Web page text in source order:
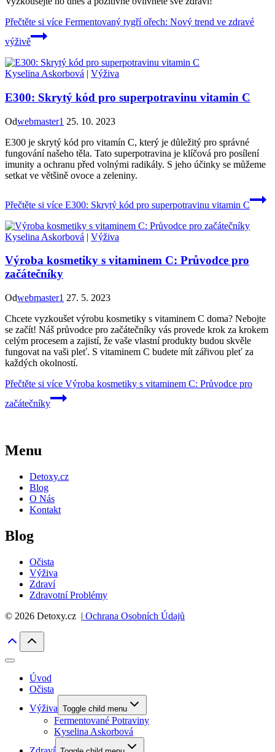
Přečtěte si více Fermentovaný tygří ořech: Nový trend ve zdravé
výživě
Kyselina Askorbová | Výživa
E300: Skrytý kód pro superpotravinu vitamin C
Odwebmaster1 25. 10. 2023
E300 je skrytý kód pro vitamín C, který je důležitý pro správné
fungování našeho těla. Tato superpotravina je klíčová pro posílení
imunity a ochranu před volnými radikály. S jeho účinky se můžeme
setkat ve většině ovoce a zeleniny.
Přečtěte si více E300: Skrytý kód pro superpotravinu vitamin C
Kyselina Askorbová | Výživa
Výroba kosmetiky s vitaminem C: Průvodce pro
začátečníky
Odwebmaster1 27. 5. 2023
Chcete vyzkoušet výrobu kosmetiky s vitaminem C doma? Nebojte
se začít! Náš průvodce pro začátečníky vás provede krok za krokem
celým procesem a zajistí, že vaše vlastní produkty budou skvěle
fungovat na vaši pleť. S vitaminem C budete mít zářivou pleť za
každých okolností.
Přečtěte si více Výroba kosmetiky s vitaminem C: Průvodce pro
začátečníky
Menu
Detoxy.cz
Blog
O Nás
Kontakt
Blog
Očista
Výživa
Zdraví
Zdravotní Problémy
© 2026 Detoxy.cz | Ochrana Osobních Údajů
Úvod
Očista
Výživa Toggle child menu
Fermentované Potraviny
Kyselina Askorbová